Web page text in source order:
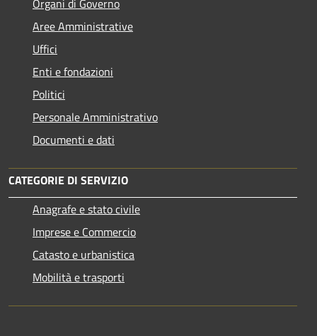
Aree Amministrative
Uffici
Enti e fondazioni
Politici
Personale Amministrativo
Documenti e dati
CATEGORIE DI SERVIZIO
Anagrafe e stato civile
Imprese e Commercio
Catasto e urbanistica
Mobilità e trasporti